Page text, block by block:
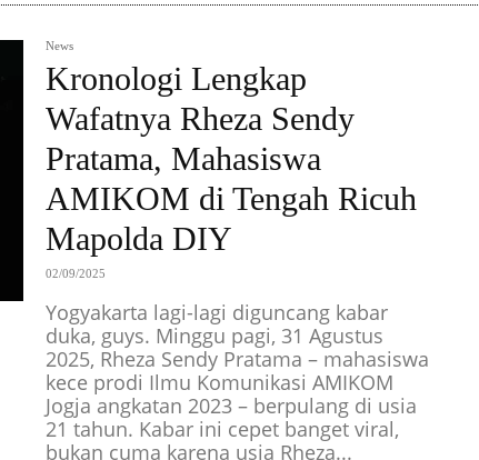
News
Kronologi Lengkap
Wafatnya Rheza Sendy
Pratama, Mahasiswa
AMIKOM di Tengah Ricuh
Mapolda DIY
02/09/2025
Yogyakarta lagi-lagi diguncang kabar
duka, guys. Minggu pagi, 31 Agustus
2025, Rheza Sendy Pratama – mahasiswa
kece prodi Ilmu Komunikasi AMIKOM
Jogja angkatan 2023 – berpulang di usia
21 tahun. Kabar ini cepet banget viral,
bukan cuma karena usia Rheza...